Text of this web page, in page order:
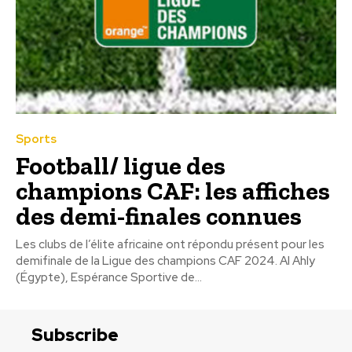
Sports
Football/ ligue des
champions CAF: les affiches
des demi-finales connues
Les clubs de l’élite africaine ont répondu présent pour les
demifinale de la Ligue des champions CAF 2024. Al Ahly
(Égypte), Espérance Sportive de...
Subscribe